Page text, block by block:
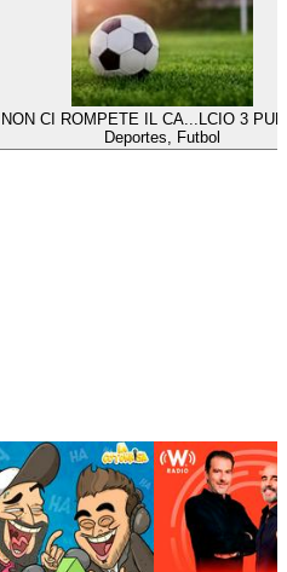
NON CI ROMPETE IL CA...LCIO 3
Deportes, Futbol